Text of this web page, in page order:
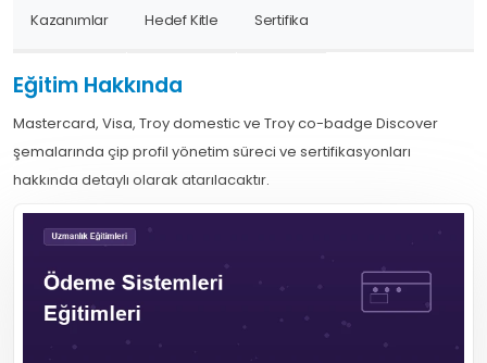
Kazanımlar Hedef Kitle Sertifika
Eğitim Hakkında
Mastercard, Visa, Troy domestic ve Troy co-badge Discover
şemalarında çip profil yönetim süreci ve sertifikasyonları
hakkında detaylı olarak atarılacaktır.